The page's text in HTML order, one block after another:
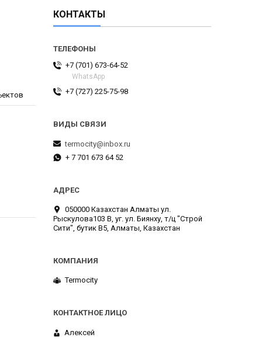
КОНТАКТЫ
+7 (701) 673-64-52
WhatsApp
+7 (727) 225-75-98
termocity@inbox.ru
+ 7 701 673 64 52
050000 Казахстан Алматы ул.
Рыскулова103 В, уг. ул. Биянху, т/ц "Строй
Сити", бутик В5, Алматы, Казахстан
Termocity
Алексей